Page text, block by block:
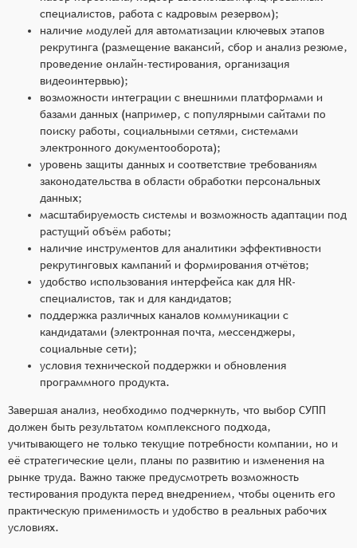
специалистов, работа с кадровым резервом);
наличие модулей для автоматизации ключевых этапов
рекрутинга (размещение вакансий, сбор и анализ резюме,
проведение онлайн-тестирования, организация
видеоинтервью);
возможности интеграции с внешними платформами и
базами данных (например, с популярными сайтами по
поиску работы, социальными сетями, системами
электронного документооборота);
уровень защиты данных и соответствие требованиям
законодательства в области обработки персональных
данных;
масштабируемость системы и возможность адаптации под
растущий объём работы;
наличие инструментов для аналитики эффективности
рекрутинговых кампаний и формирования отчётов;
удобство использования интерфейса как для HR-
специалистов, так и для кандидатов;
поддержка различных каналов коммуникации с
кандидатами (электронная почта, мессенджеры,
социальные сети);
условия технической поддержки и обновления
программного продукта.
Завершая анализ, необходимо подчеркнуть, что выбор СУПП
должен быть результатом комплексного подхода,
учитывающего не только текущие потребности компании, но и
её стратегические цели, планы по развитию и изменения на
рынке труда. Важно также предусмотреть возможность
тестирования продукта перед внедрением, чтобы оценить его
практическую применимость и удобство в реальных рабочих
условиях.